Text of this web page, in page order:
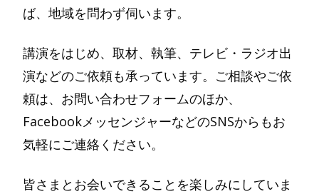
ば、地域を問わず伺います。
講演をはじめ、取材、執筆、テレビ・ラジオ出
演などのご依頼も承っています。ご相談やご依
頼は、お問い合わせフォームのほか、
FacebookメッセンジャーなどのSNSからもお
気軽にご連絡ください。
皆さまとお会いできることを楽しみにしていま